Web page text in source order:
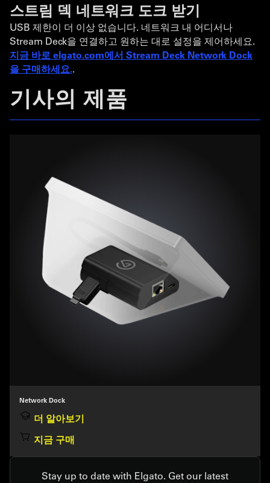
스트림 덱 네트워크 도크 받기
USB 제한이 더 이상 없습니다. 네트워크 내 어디서나
Stream Deck을 연결하고 원하는 대로 설정을 제어하세요.
지금 바로 elgato.com에서 Stream Deck Network Dock
을 구매하세요..
기사의 제품
Network Dock
더 알아보기
지금 구매
Stay up to date with Elgato. Get our latest